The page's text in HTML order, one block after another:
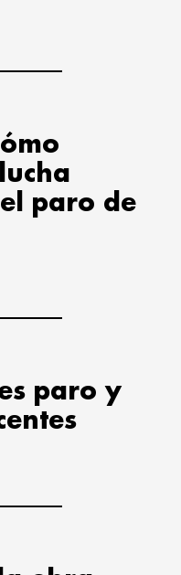
paro de
paro y